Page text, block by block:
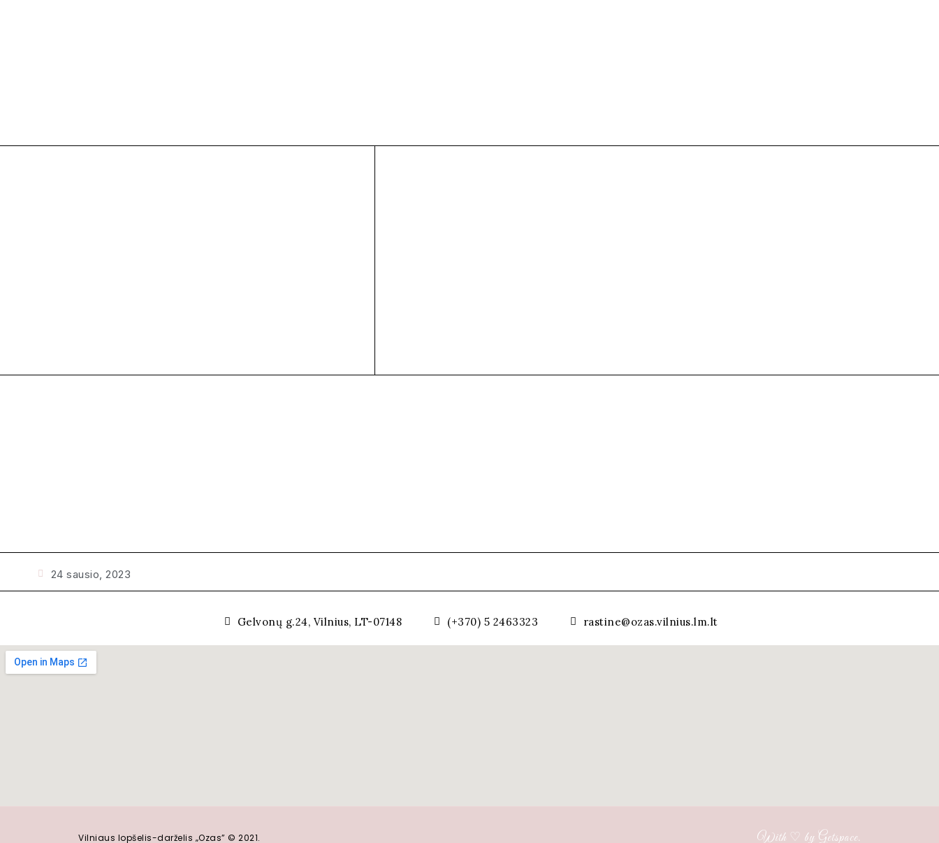
24 sausio, 2023
Gelvonų g.24, Vilnius, LT-07148 (+370) 5 2463323 rastine@ozas.vilnius.lm.lt
Vilniaus lopšelis-darželis „Ozas” © 2021. With ♡ by Getspace.